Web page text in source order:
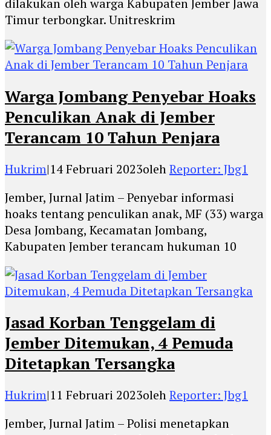
dilakukan oleh warga Kabupaten Jember Jawa
Timur terbongkar. Unitreskrim
Warga Jombang Penyebar Hoaks
Penculikan Anak di Jember
Terancam 10 Tahun Penjara
Hukrim|14 Februari 2023olehReporter: Jbg1
Jember, Jurnal Jatim – Penyebar informasi
hoaks tentang penculikan anak, MF (33) warga
Desa Jombang, Kecamatan Jombang,
Kabupaten Jember terancam hukuman 10
Jasad Korban Tenggelam di
Jember Ditemukan, 4 Pemuda
Ditetapkan Tersangka
Hukrim|11 Februari 2023olehReporter: Jbg1
Jember, Jurnal Jatim – Polisi menetapkan